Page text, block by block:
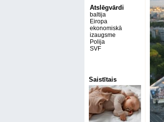
Atslēgvārdi
baltija
Eiropa
ekonomiskā
izaugsme
Polija
SVF
Saistītais